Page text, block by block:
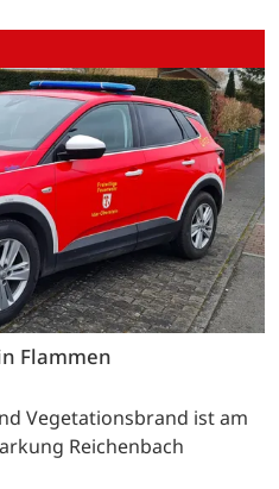
Flammen
Vegetationsbrand ist am
Reichenbach